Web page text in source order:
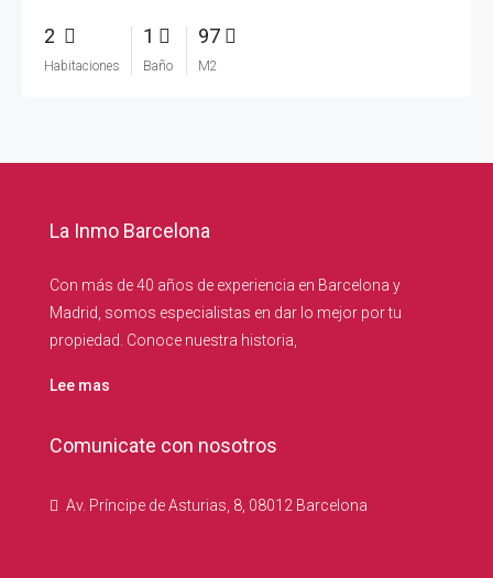
2
Habitaciones
1
Baño
97
M2
La Inmo Barcelona
Con más de 40 años de experiencia en Barcelona y
Madrid, somos especialistas en dar lo mejor por tu
propiedad. Conoce nuestra historia,
Lee mas
Comunicate con nosotros
Av. Príncipe de Asturias, 8, 08012 Barcelona